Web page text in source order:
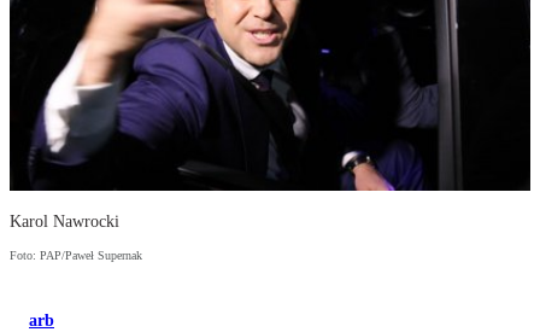
Karol Nawrocki
Foto: PAP/Paweł Supernak
arb